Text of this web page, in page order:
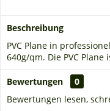
Beschreibung
PVC Plane in
640g/qm. Die PVC Plane
Bewertungen
0
Bewertungen lesen,